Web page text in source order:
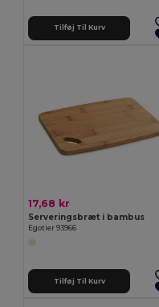
Tilføj Til Kurv
17,68 kr
Serveringsbræt i bambus
Egotier 93966
Tilføj Til Kurv